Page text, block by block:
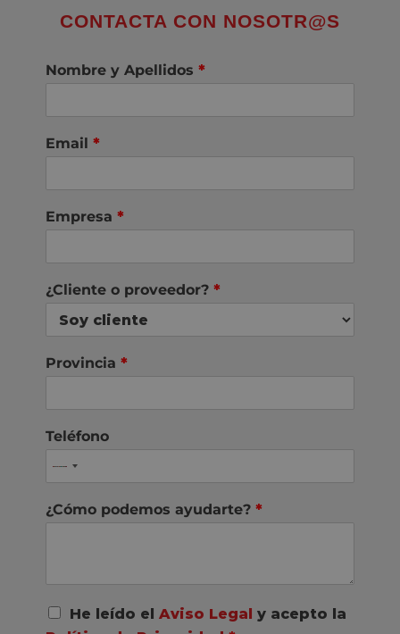
CONTACTA CON NOSOTR@S
Nombre y Apellidos *
Email *
Empresa *
¿Cliente o proveedor? *
Provincia *
Teléfono
¿Cómo podemos ayudarte? *
A
c
He leído el Aviso Legal y acepto la